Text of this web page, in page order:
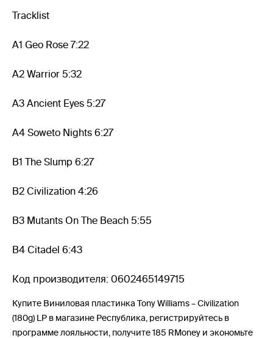
Tracklist
A1 Geo Rose 7:22
A2 Warrior 5:32
A3 Ancient Eyes 5:27
A4 Soweto Nights 6:27
B1 The Slump 6:27
B2 Civilization 4:26
B3 Mutants On The Beach 5:55
B4 Citadel 6:43
Код производителя: 0602465149715
Купите Виниловая пластинка Tony Williams – Civilization
(180g) LP в магазине Республика, регистрируйтесь в
программе лояльности, получите 185 RMoney и экономьте